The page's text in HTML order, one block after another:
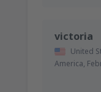
victoria
United
America,